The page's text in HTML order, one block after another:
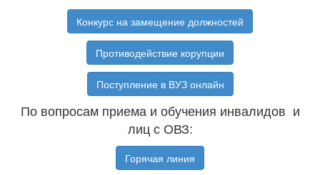
Конкурс на замещение должностей
Противодействие корупции
Поступление в ВУЗ онлайн
По вопросам приема и обучения инвалидов и
лиц с ОВЗ:
Горячая линия